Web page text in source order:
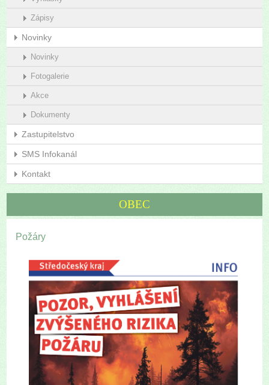
Zápisy
Novinky
Novinky
Fotogalerie
Akce
Dokumenty
Zastupitelstvo
SMS Infokanál
Kontakt
OBEC
Požáry